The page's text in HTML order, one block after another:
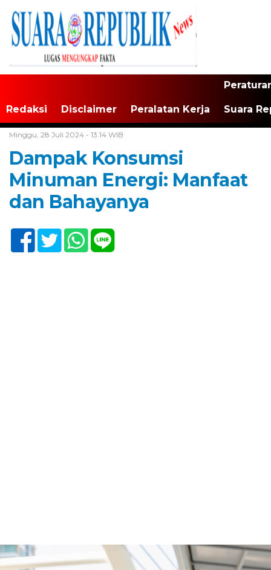
Redaksi Disclaimer Peralatan Kerja Suara
Minggu, 28 Juli 2024 - 13:14 WIB
Dampak Konsumsi
Minuman Energi: Manfaat
dan Bahayanya